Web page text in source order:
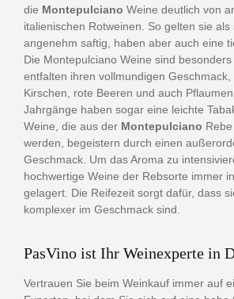
die Montepulciano Weine deutlich von
italienischen Rotweinen. So gelten sie
angenehm saftig, haben aber auch eine
Die Montepulciano Weine sind
entfalten ihren vollmundigen
Kirschen, rote Beeren und auch
Jahrgänge haben sogar eine leichte
Weine, die aus der Montepulciano
werden, begeistern durch einen
Geschmack. Um das Aroma zu
hochwertige Weine der Rebsorte immer
gelagert. Die Reifezeit sorgt dafür, dass
komplexer im Geschmack sind.
PasVino ist Ihr Weinexperte in
Vertrauen Sie beim Weinkauf immer auf